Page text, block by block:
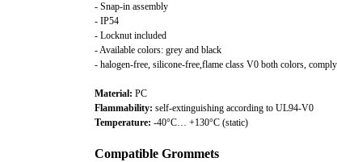
- Snap-in assembly
- IP54
- Locknut included
- Available colors: grey and black
- halogen-free, silicone-free,flame class V0 both colors,
Material: PC
Flammability: self-extinguishing according to UL94-V0
Temperature: -40°C… +130°C (static)
Compatible Grommets